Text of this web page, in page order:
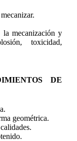
la mecanización y
toxicidad,
DE
geométrica.